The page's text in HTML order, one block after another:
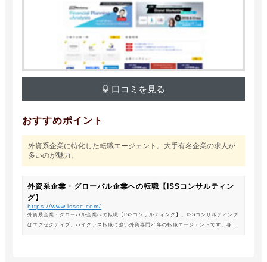
口コミを見る
おすすめポイント
外資系企業に特化した転職エージェント。大手有名企業の求人が
多いのが魅力。
外資系企業・グローバル企業への転職【ISSコンサルティン
グ】
https://www.isssc.com/
外資系企業・グローバル企業への転職【ISSコンサルティング】。ISSコンサルティング
はエグゼクティブ、ハイクラス転職に強い外資専門25年の転職エージェントです。各業